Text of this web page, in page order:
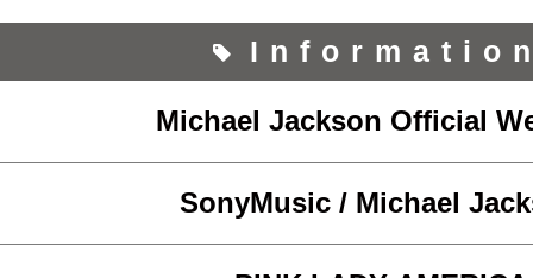
Michael Jackson Official
SonyMusic / Michael